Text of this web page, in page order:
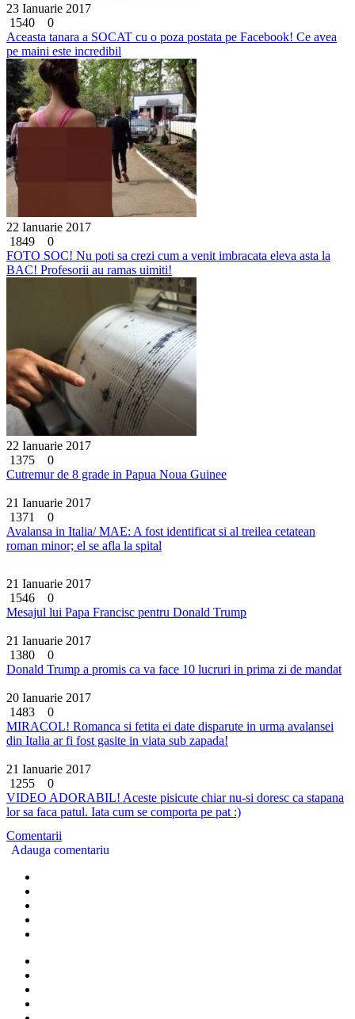
23 Ianuarie 2017
1540
0
Aceasta tanara a SOCAT cu o poza postata pe Facebook! Ce avea
pe maini este incredibil
22 Ianuarie 2017
1849
0
FOTO SOC! Nu poti sa crezi cum a venit imbracata eleva asta la
BAC! Profesorii au ramas uimiti!
22 Ianuarie 2017
1375
0
Cutremur de 8 grade in Papua Noua Guinee
21 Ianuarie 2017
1371
0
Avalansa in Italia/ MAE: A fost identificat si al treilea cetatean
roman minor; el se afla la spital
21 Ianuarie 2017
1546
0
Mesajul lui Papa Francisc pentru Donald Trump
21 Ianuarie 2017
1380
0
Donald Trump a promis ca va face 10 lucruri in prima zi de mandat
20 Ianuarie 2017
1483
0
MIRACOL! Romanca si fetita ei date disparute in urma avalansei
din Italia ar fi fost gasite in viata sub zapada!
21 Ianuarie 2017
1255
0
VIDEO ADORABIL! Aceste pisicute chiar nu-si doresc ca stapana
lor sa faca patul. Iata cum se comporta pe pat :)
Comentarii
Adauga comentariu